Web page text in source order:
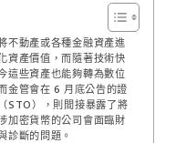
不動產或各種金融資產進
資產價值，而隨著技術快
這些資產也能夠轉為數位
金管會在 6 月底公告的證
STO），則間接暴露了將
加密貨幣的公司會面臨財
診斷的問題。